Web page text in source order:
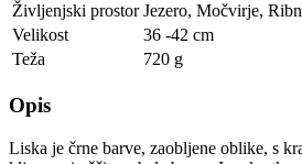
Življenjski prostor Jezero, Močvirje,
Velikost
36 -42 cm
Teža
720 g
Opis
Liska je črne barve, zaobljene oblike, s